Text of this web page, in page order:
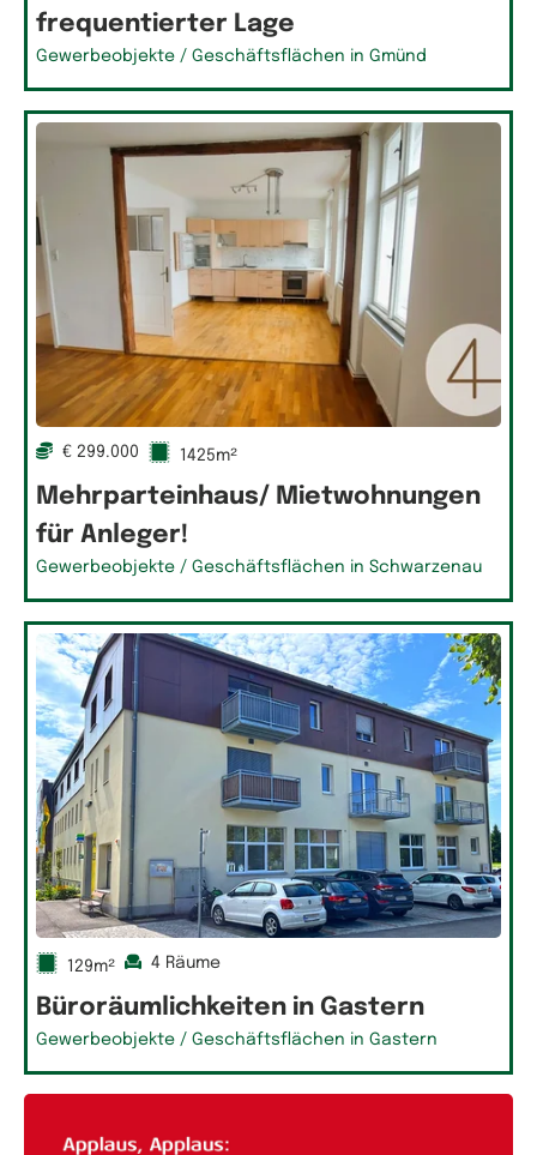
frequentierter Lage
Gewerbeobjekte / Geschäftsflächen in Gmünd
€ 299.000 1425m²
Mehrparteinhaus/ Mietwohnungen
für Anleger!
Gewerbeobjekte / Geschäftsflächen in Schwarzenau
129m² 4 Räume
Büroräumlichkeiten in Gastern
Gewerbeobjekte / Geschäftsflächen in Gastern